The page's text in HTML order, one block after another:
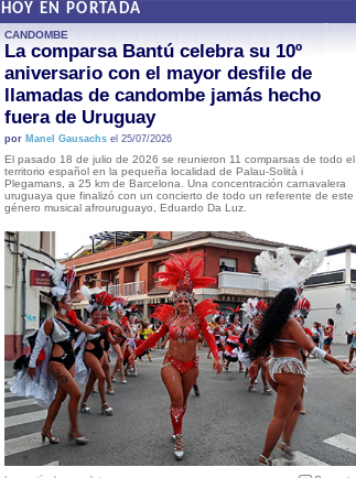
HOY EN PORTADA
CANDOMBE
La comparsa Bantú celebra su 10º
aniversario con el mayor desfile de
llamadas de candombe jamás hecho
fuera de Uruguay
por Manel Gausachsel 25/07/2026
El pasado 18 de julio de 2026 se reunieron 11 comparsas de todo el
territorio español en la pequeña localidad de Palau-Solità i
Plegamans, a 25 km de Barcelona. Una concentración carnavalera
uruguaya que finalizó con un concierto de todo un referente de este
género musical afrouruguayo, Eduardo Da Luz.